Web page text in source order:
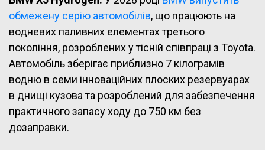
обмежену серію автомобілів, що працюють на
водневих паливних елементах третього
покоління, розроблених у тісній співпраці з Toyota.
Автомобіль зберігає приблизно 7 кілограмів
водню в семи інноваційних плоских резервуарах
в днищі кузова та розроблений для забезпечення
практичного запасу ходу до 750 км без
дозаправки.